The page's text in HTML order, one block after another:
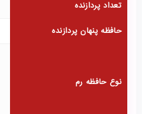
تعداد پردازنده
حافظه پنهان پردازنده
نوع حافظه رم